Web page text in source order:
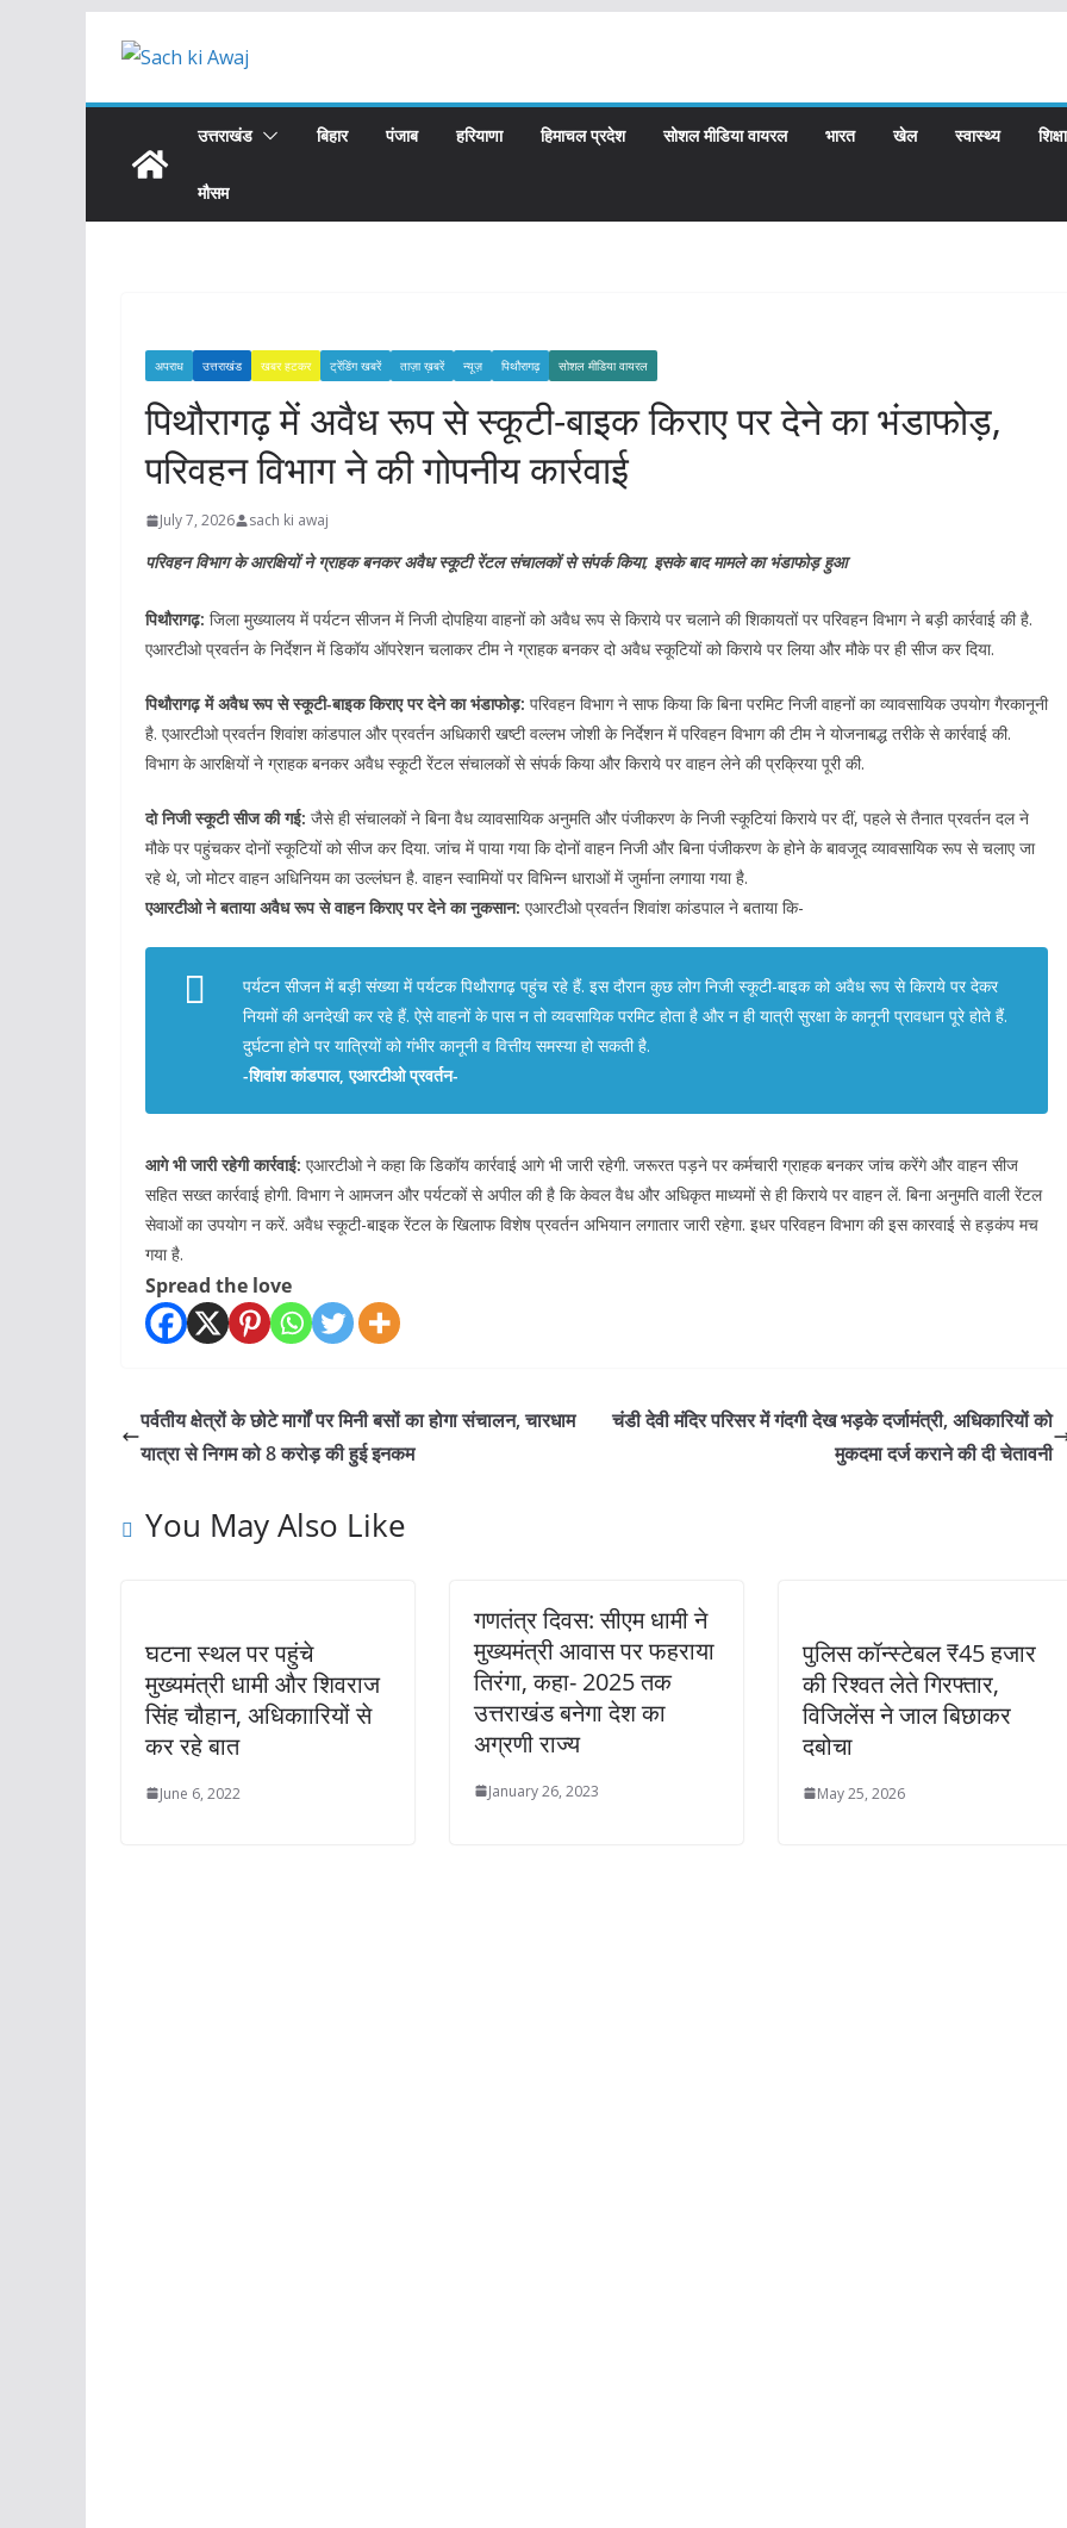
उत्तराखंड बिहार पंजाब हरियाणा हिमाचल प्रदेश सोशल मीडिया वायरल भारत खेल स्वास्थ्य शिक्षा
मौसम
अपराध उत्तराखंड खबर हटकर ट्रेंडिंग खबरें ताज़ा ख़बरें न्यूज़ पिथौरागढ़ सोशल मीडिया वायरल
पिथौरागढ़ में अवैध रूप से स्कूटी-बाइक किराए पर देने का भंडाफोड़,
परिवहन विभाग ने की गोपनीय कार्रवाई
July 7, 2026 sach ki awaj
परिवहन विभाग के आरक्षियों ने ग्राहक बनकर अवैध स्कूटी रेंटल संचालकों से संपर्क किया, इसके बाद मामले का भंडाफोड़ हुआ
पिथौरागढ़: जिला मुख्यालय में पर्यटन सीजन में निजी दोपहिया वाहनों को अवैध रूप से किराये पर चलाने की शिकायतों पर परिवहन विभाग ने बड़ी कार्रवाई की है.
एआरटीओ प्रवर्तन के निर्देशन में डिकॉय ऑपरेशन चलाकर टीम ने ग्राहक बनकर दो अवैध स्कूटियों को किराये पर लिया और मौके पर ही सीज कर दिया.
पिथौरागढ़ में अवैध रूप से स्कूटी-बाइक किराए पर देने का भंडाफोड़: परिवहन विभाग ने साफ किया कि बिना परमिट निजी वाहनों का व्यावसायिक उपयोग गैरकानूनी
है. एआरटीओ प्रवर्तन शिवांश कांडपाल और प्रवर्तन अधिकारी खष्टी वल्लभ जोशी के निर्देशन में परिवहन विभाग की टीम ने योजनाबद्ध तरीके से कार्रवाई की.
विभाग के आरक्षियों ने ग्राहक बनकर अवैध स्कूटी रेंटल संचालकों से संपर्क किया और किराये पर वाहन लेने की प्रक्रिया पूरी की.
दो निजी स्कूटी सीज की गई: जैसे ही संचालकों ने बिना वैध व्यावसायिक अनुमति और पंजीकरण के निजी स्कूटियां किराये पर दीं, पहले से तैनात प्रवर्तन दल ने
मौके पर पहुंचकर दोनों स्कूटियों को सीज कर दिया. जांच में पाया गया कि दोनों वाहन निजी और बिना पंजीकरण के होने के बावजूद व्यावसायिक रूप से चलाए जा
रहे थे, जो मोटर वाहन अधिनियम का उल्लंघन है. वाहन स्वामियों पर विभिन्न धाराओं में जुर्माना लगाया गया है.
एआरटीओ ने बताया अवैध रूप से वाहन किराए पर देने का नुकसान: एआरटीओ प्रवर्तन शिवांश कांडपाल ने बताया कि-
पर्यटन सीजन में बड़ी संख्या में पर्यटक पिथौरागढ़ पहुंच रहे हैं. इस दौरान कुछ लोग निजी स्कूटी-बाइक को अवैध रूप से किराये पर देकर
नियमों की अनदेखी कर रहे हैं. ऐसे वाहनों के पास न तो व्यवसायिक परमिट होता है और न ही यात्री सुरक्षा के कानूनी प्रावधान पूरे होते हैं.
दुर्घटना होने पर यात्रियों को गंभीर कानूनी व वित्तीय समस्या हो सकती है.
-शिवांश कांडपाल, एआरटीओ प्रवर्तन-
आगे भी जारी रहेगी कार्रवाई: एआरटीओ ने कहा कि डिकॉय कार्रवाई आगे भी जारी रहेगी. जरूरत पड़ने पर कर्मचारी ग्राहक बनकर जांच करेंगे और वाहन सीज
सहित सख्त कार्रवाई होगी. विभाग ने आमजन और पर्यटकों से अपील की है कि केवल वैध और अधिकृत माध्यमों से ही किराये पर वाहन लें. बिना अनुमति वाली रेंटल
सेवाओं का उपयोग न करें. अवैध स्कूटी-बाइक रेंटल के खिलाफ विशेष प्रवर्तन अभियान लगातार जारी रहेगा. इधर परिवहन विभाग की इस कारवाई से हड़कंप मच
गया है.
Spread the love
पर्वतीय क्षेत्रों के छोटे मार्गों पर मिनी बसों का होगा संचालन, चारधाम
यात्रा से निगम को 8 करोड़ की हुई इनकम
चंडी देवी मंदिर परिसर में गंदगी देख भड़के दर्जामंत्री, अधिकारियों को
मुकदमा दर्ज कराने की दी चेतावनी
You May Also Like
घटना स्‍थल पर पहुंचे
मुख्‍यमंत्री धामी और शिवराज
सिंह चौहान, अधिकाारियों से
कर रहे बात
June 6, 2022
गणतंत्र दिवस: सीएम धामी ने
मुख्यमंत्री आवास पर फहराया
तिरंगा, कहा- 2025 तक
उत्तराखंड बनेगा देश का
अग्रणी राज्य
January 26, 2023
पुलिस कॉन्स्टेबल ₹45 हजार
की रिश्वत लेते गिरफ्तार,
विजिलेंस ने जाल बिछाकर
दबोचा
May 25, 2026